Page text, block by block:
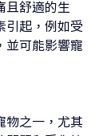
且舒適的生
引起，例如受
並可能影響寵
物之一，尤其